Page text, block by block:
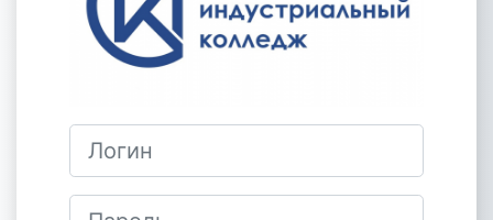
Логин
Пароль